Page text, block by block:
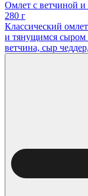
Омлет с ветчиной и
280 г
Классический
и тянущимся сыром
ветчина, сыр